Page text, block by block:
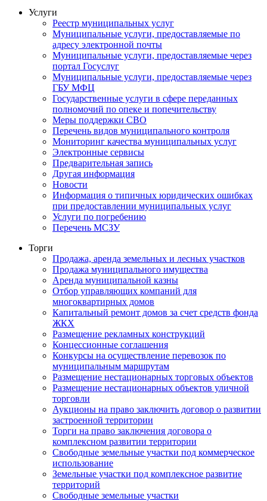
Услуги
Реестр муниципальных услуг
Муниципальные услуги, предоставляемые по
адресу электронной почты
Муниципальные услуги, предоставляемые через
портал Госуслуг
Муниципальные услуги, предоставляемые через
ГБУ МФЦ
Государственные услуги в сфере переданных
полномочий по опеке и попечительству
Меры поддержки СВО
Перечень видов муниципального контроля
Мониторинг качества муниципальных услуг
Электронные сервисы
Предварительная запись
Другая информация
Новости
Информация о типичных юридических ошибках
при предоставлении муниципальных услуг
Услуги по погребению
Перечень МСЗУ
Торги
Продажа, аренда земельных и лесных участков
Продажа муниципального имущества
Аренда муниципальной казны
Отбор управляющих компаний для
многоквартирных домов
Капитальный ремонт домов за счет средств фонда
ЖКХ
Размещение рекламных конструкций
Концессионные соглашения
Конкурсы на осуществление перевозок по
муниципальным маршрутам
Размещение нестационарных торговых объектов
Размещение нестационарных объектов уличной
торговли
Аукционы на право заключить договор о развитии
застроенной территории
Торги на право заключения договора о
комплексном развитии территории
Свободные земельные участки под коммерческое
использование
Земельные участки под комплексное развитие
территорий
Свободные земельные участки